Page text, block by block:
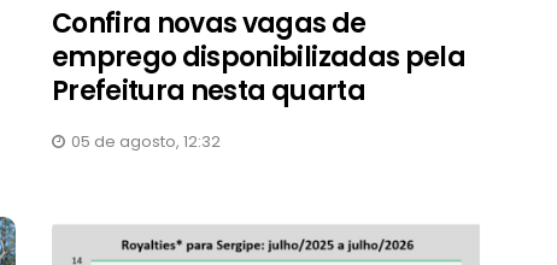
Confira novas vagas de
emprego disponibilizadas pela
Prefeitura nesta quarta
05 de agosto, 12:32